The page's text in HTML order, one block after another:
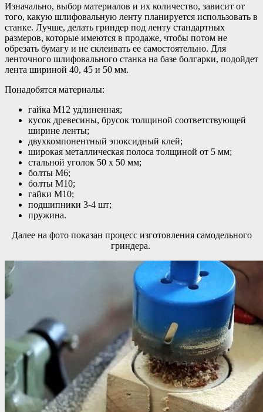
Изначально, выбор материалов и их количество, зависит от
того, какую шлифовальную ленту планируется использовать в
станке. Лучше, делать гриндер под ленту стандартных
размеров, которые имеются в продаже, чтобы потом не
обрезать бумагу и не склеивать ее самостоятельно. Для
ленточного шлифовального станка на базе болгарки, подойдет
лента шириной 40, 45 и 50 мм.
Понадобятся материалы:
гайка М12 удлиненная;
кусок древесины, брусок толщиной соответствующей
ширине ленты;
двухкомпонентный эпоксидный клей;
широкая металлическая полоса толщиной от 5 мм;
стальной уголок 50 х 50 мм;
болты М6;
болты М10;
гайки М10;
подшипники 3-4 шт;
пружина.
Далее на фото показан процесс изготовления самодельного
гриндера.